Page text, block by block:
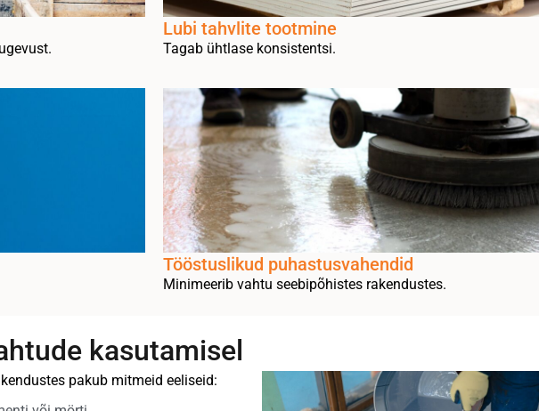
Lubi tahvlite tootmine
Tagab ühtlase konsistentsi.
Tööstuslikud puhastusvahendid
Minimeerib vahtu seebipõhistes rakendustes.
kasutamisel
pakub mitmeid eeliseid: